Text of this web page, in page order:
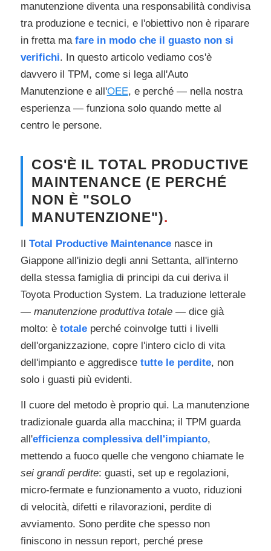
manutenzione diventa una responsabilità condivisa
tra produzione e tecnici, e l'obiettivo non è riparare
in fretta ma fare in modo che il guasto non si
verifichi. In questo articolo vediamo cos'è
davvero il TPM, come si lega all'Auto
Manutenzione e all'OEE, e perché — nella nostra
esperienza — funziona solo quando mette al
centro le persone.
COS'È IL TOTAL PRODUCTIVE
MAINTENANCE (E PERCHÉ
NON È "SOLO
MANUTENZIONE").
Il Total Productive Maintenancenasce in
Giappone all'inizio degli anni Settanta, all'interno
della stessa famiglia di principi da cui deriva il
Toyota Production System. La traduzione letterale
— manutenzione produttiva totale— dice già
molto: è totaleperché coinvolge tutti i livelli
dell'organizzazione, copre l'intero ciclo di vita
dell'impianto e aggredisce tutte le perdite, non
solo i guasti più evidenti.
Il cuore del metodo è proprio qui. La manutenzione
tradizionale guarda alla macchina; il TPM guarda
all'efficienza complessiva dell'impianto,
mettendo a fuoco quelle che vengono chiamate le
sei grandi perdite: guasti, set up e regolazioni,
micro-fermate e funzionamento a vuoto, riduzioni
di velocità, difetti e rilavorazioni, perdite di
avviamento. Sono perdite che spesso non
finiscono in nessun report, perché prese